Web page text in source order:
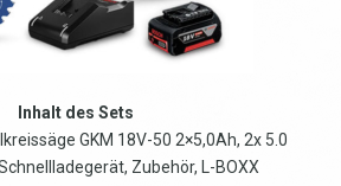
Inhalt des Sets
GKM 18V-50 2×5,0Ah, 2x 5.0
Zubehör, L-BOXX